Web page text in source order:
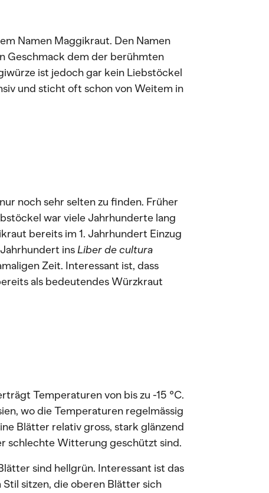
Namen Maggikraut. Den Namen
Geschmack dem der berühmten
ist jedoch gar kein Liebstöckel
und sticht oft schon von Weitem in
noch sehr selten zu finden. Früher
war viele Jahrhunderte lang
bereits im 1. Jahrhundert Einzug
insLiber de cultura
Zeit. Interessant ist, dass
als bedeutendes Würzkraut
Temperaturen von bis zu -15 °C.
wo die Temperaturen regelmässig
Blätter relativ gross, stark glänzend
schlechte Witterung geschützt sind.
sind hellgrün. Interessant ist das
sitzen, die oberen Blätter sich